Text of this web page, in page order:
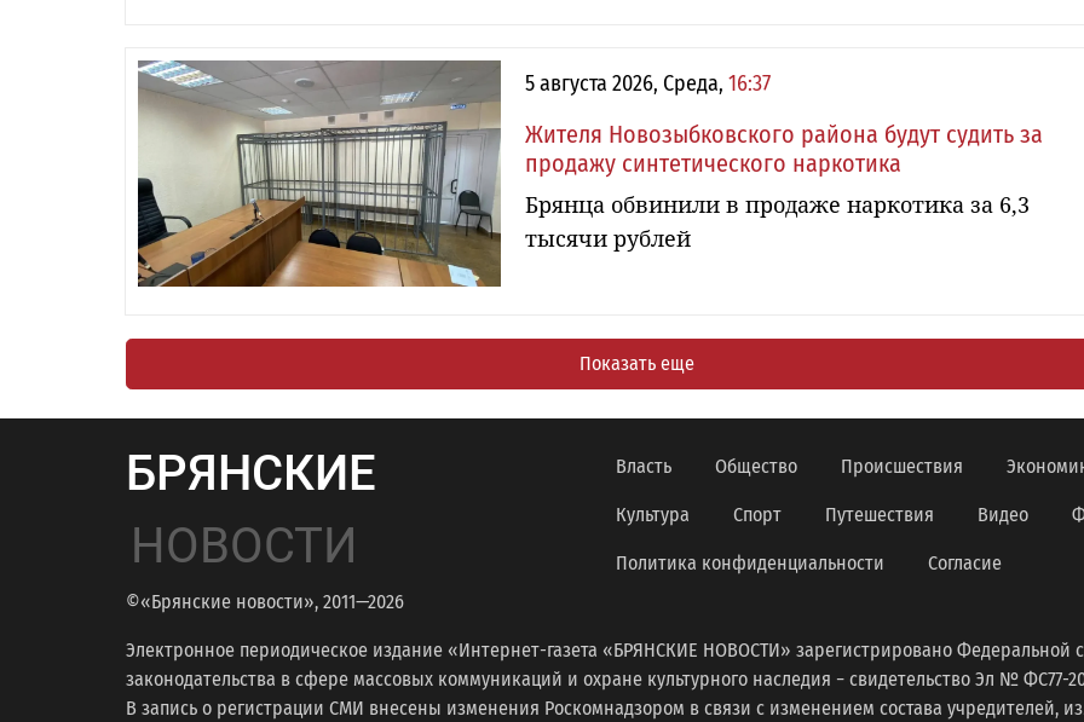
5 августа 2026, Среда, 16:37
Жителя Новозыбковского района будут судить за
продажу синтетического наркотика
Брянца обвинили в продаже наркотика за 6,3
тысячи рублей
Показать еще
БРЯНСКИЕ
НОВОСТИ
©«Брянские новости», 2011—2026
Власть Общество Происшествия
Культура Спорт Путешествия Видео
Политика конфиденциальности Согласие
Электронное периодическое издание «Интернет-газета «БРЯНСКИЕ НОВОСТИ» зарегистрировано Федеральной
законодательства в сфере массовых коммуникаций и охране культурного наследия − свидетельство Эл № ФС77-
В запись о регистрации СМИ внесены изменения Роскомнадзором в связи с изменением состава учредителей,